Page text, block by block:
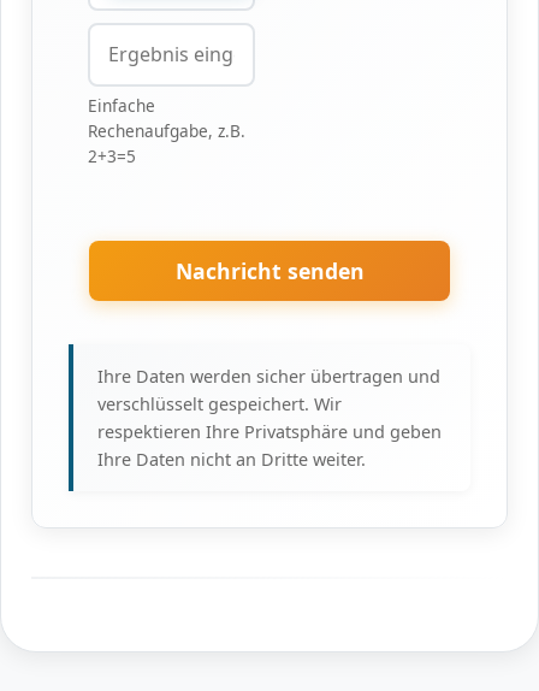
Einfache
Rechenaufgabe, z.B.
2+3=5
Nachricht senden
Ihre Daten werden sicher übertragen und
verschlüsselt gespeichert. Wir
respektieren Ihre Privatsphäre und geben
Ihre Daten nicht an Dritte weiter.